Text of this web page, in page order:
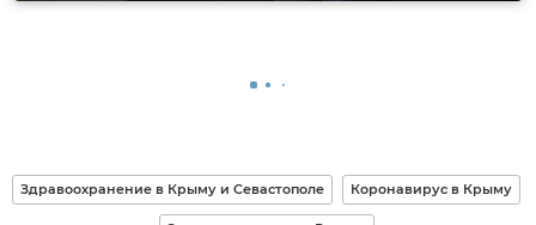
Здравоохранение в Крыму и Севастополе Коронавирус в Крыму